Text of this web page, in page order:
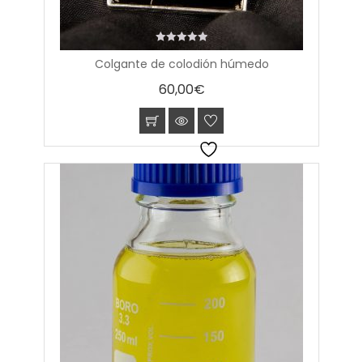
Colgante de colodión húmedo
0
out
560,00€